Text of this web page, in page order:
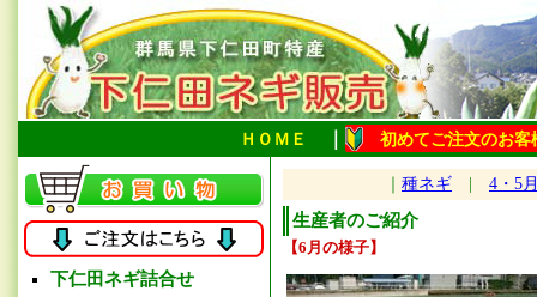
ＨＯＭＥ 初めてご注文のお客
下仁田ネギ詰合せ
種ネギ 4・5
生産者のご紹介
【6月の様子】